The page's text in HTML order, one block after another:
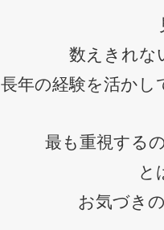
数えきれな
長年の経験を活かし
最も重視する
と
お気づき